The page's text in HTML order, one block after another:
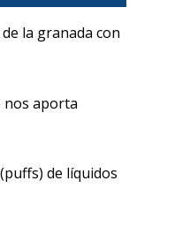
la granada con
nos aporta
de líquidos